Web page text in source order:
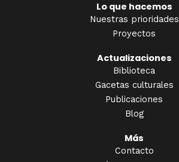
Lo que hacemos
Nuestras prioridades
Proyectos
Actualizaciones
Biblioteca
Gacetas culturales
Publicaciones
Blog
Más
Contacto